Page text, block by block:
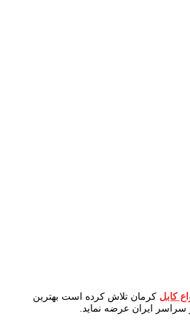
کابل کرمان تلاش کرده است بهترین
ایران عرضه نماید.